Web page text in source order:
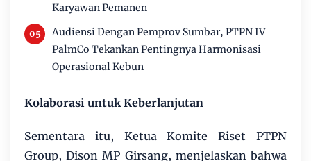
Karyawan Pemanen
Audiensi Dengan Pemprov Sumbar, PTPN IV
PalmCo Tekankan Pentingnya Harmonisasi
Operasional Kebun
Kolaborasi untuk Keberlanjutan
Sementara itu, Ketua Komite Riset PTPN
Group, Dison MP Girsang, menjelaskan bahwa